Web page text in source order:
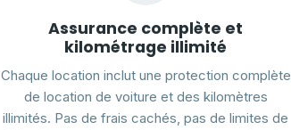
Assurance complète et
kilométrage illimité
Chaque location inclut une protection complète
de location de voiture et des kilomètres
illimités. Pas de frais cachés, pas de limites de